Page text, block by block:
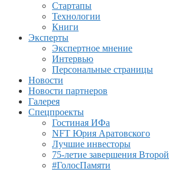
Стартапы
Технологии
Книги
Эксперты
Экспертное мнение
Интервью
Персональные страницы
Новости
Новости партнеров
Галерея
Спецпроекты
Гостиная ИФа
NFT Юрия Аратовского
Лучшие инвесторы
75-летие завершения
#ГолосПамяти